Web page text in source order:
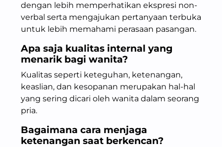
dengan lebih memperhatikan ekspresi non-
verbal serta mengajukan pertanyaan terbuka
untuk lebih memahami perasaan pasangan.
Apa saja kualitas internal yang
menarik bagi wanita?
Kualitas seperti keteguhan, ketenangan,
keaslian, dan kesopanan merupakan hal-hal
yang sering dicari oleh wanita dalam seorang
pria.
Bagaimana cara menjaga
ketenangan saat berkencan?